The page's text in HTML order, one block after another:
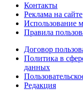
Контакты
Реклама на сайте
Использование
Правила
Договор
Политика в
данных
Редакция